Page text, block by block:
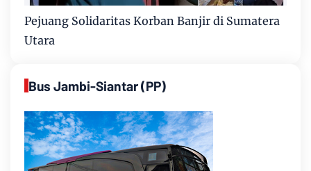
Pejuang Solidaritas Korban Banjir di Sumatera
Utara
Bus Jambi-Siantar (PP)